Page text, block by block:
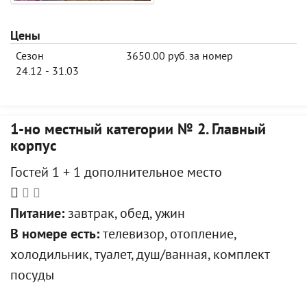
Цены
Сезон
24.12 - 31.03
3650.00 руб. за номер
1-но местный категории № 2. Главный
корпус
Гостей 1 + 1 дополнительное место
Питание: завтрак, обед, ужин
В номере есть: телевизор, отопление,
холодильник, туалет, душ/ванная, комплект
посуды